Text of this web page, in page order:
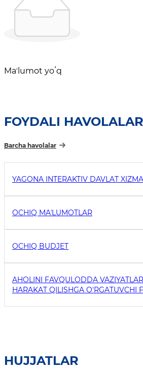
Maʼlumot yoʻq
FOYDALI HAVOLALAR
Barcha havolalar
YAGONA INTERAKTIV DAVLAT
OCHIQ MAʼLUMOTLAR
OCHIQ BUDJET
AHOLINI FAVQULODDA
HARAKAT QILISHGA O'RGATUVCHI
HUJJATLAR